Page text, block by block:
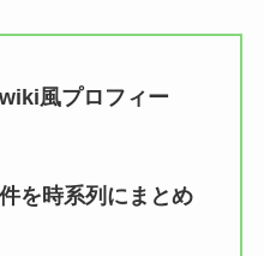
風プロフィー
を時系列にまとめ